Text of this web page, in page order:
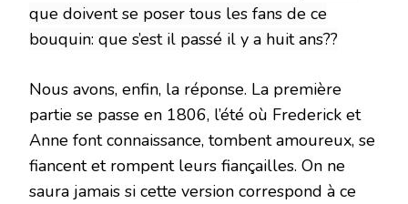
que doivent se poser tous les fans de ce
bouquin: que s’est il passé il y a huit ans??
Nous avons, enfin, la réponse. La première
partie se passe en 1806, l’été où Frederick et
Anne font connaissance, tombent amoureux, se
fiancent et rompent leurs fiançailles. On ne
saura jamais si cette version correspond à ce